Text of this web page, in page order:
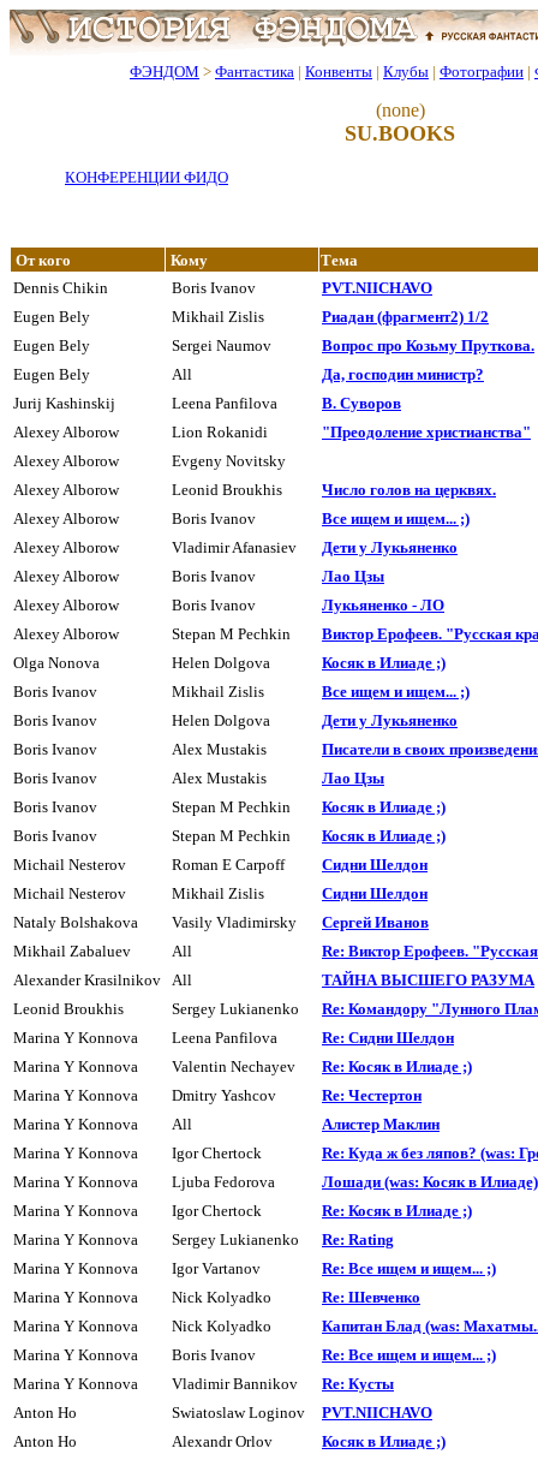
ФЭНДОМ > Фантастика | Конвенты | Клубы | Фотографии |
(none)
SU.BOOKS
КОНФЕРЕНЦИИ ФИДО
От кого Кому
Тема
Dennis Chikin
Boris Ivanov
PVT.NIICHAVO
Eugen Bely
Mikhail Zislis
Риадан (фpагмент2) 1/2
Eugen Bely
Sergei Naumov
Вопрос про Козьму Пруткова.
Eugen Bely
All
Да, господин министр?
Jurij Kashinskij
Leena Panfilova
В. Сувоpов
Alexey Alborow
Lion Rokanidi
"Преодоление христианства"
Alexey Alborow
Evgeny Novitsky
Alexey Alborow
Leonid Broukhis
Число голов на цеpквях.
Alexey Alborow
Boris Ivanov
Все ищем и ищем... ;)
Alexey Alborow
Vladimir Afanasiev
Дети у Лукьяненко
Alexey Alborow
Boris Ivanov
Лао Цзы
Alexey Alborow
Boris Ivanov
Лyкьяненко - ЛО
Alexey Alborow
Stepan M Pechkin
Виктор Ерофеев. "Русская
Olga Nonova
Helen Dolgova
Косяк в Илиаде ;)
Boris Ivanov
Mikhail Zislis
Все ищем и ищем... ;)
Boris Ivanov
Helen Dolgova
Дети y Лyкьяненко
Boris Ivanov
Alex Mustakis
Писатели в своих
Boris Ivanov
Alex Mustakis
Лао Цзы
Boris Ivanov
Stepan M Pechkin
Косяк в Илиаде ;)
Boris Ivanov
Stepan M Pechkin
Косяк в Илиаде ;)
Michail Nesterov
Roman E Carpoff
Сидни Шелдон
Michail Nesterov
Mikhail Zislis
Сидни Шелдон
Nataly Bolshakova
Vasily Vladimirsky
Сеpгей Иванов
Mikhail Zabaluev
All
Re: Виктор Ерофеев.
Alexander Krasilnikov All
ТАЙHА ВЫСШЕГО РАЗУМА
Leonid Broukhis
Sergey Lukianenko
Re: Командору "Лунного
Marina Y Konnova
Leena Panfilova
Re: Сидни Шелдон
Marina Y Konnova
Valentin Nechayev
Re: Косяк в Илиаде ;)
Marina Y Konnova
Dmitry Yashcov
Re: Честертон
Marina Y Konnova
All
Алистер Маклин
Marina Y Konnova
Igor Chertock
Re: Куда ж без ляпов? (was:
Marina Y Konnova
Ljuba Fedorova
Лошади (was: Косяк в Илиаде)
Marina Y Konnova
Igor Chertock
Re: Косяк в Илиаде ;)
Marina Y Konnova
Sergey Lukianenko
Re: Rating
Marina Y Konnova
Igor Vartanov
Re: Все ищем и ищем... ;)
Marina Y Konnova
Nick Kolyadko
Re: Шевченко
Marina Y Konnova
Nick Kolyadko
Капитан Блад (was:
Marina Y Konnova
Boris Ivanov
Re: Все ищем и ищем... ;)
Marina Y Konnova
Vladimir Bannikov
Re: Кусты
Anton Ho
Swiatoslaw Loginov
PVT.NIICHAVO
Anton Ho
Alexandr Orlov
Косяк в Илиаде ;)